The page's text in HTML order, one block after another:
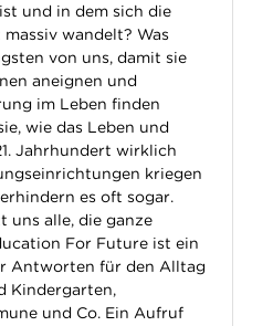
und in dem sich die
wandelt? Was
von uns, damit sie
aneignen und
im Leben finden
wie das Leben und
Jahrhundert wirklich
kriegen
es oft sogar.
uns alle, die ganze
For Future ist ein
Antworten für den Alltag
Kindergarten,
und Co. Ein Aufruf